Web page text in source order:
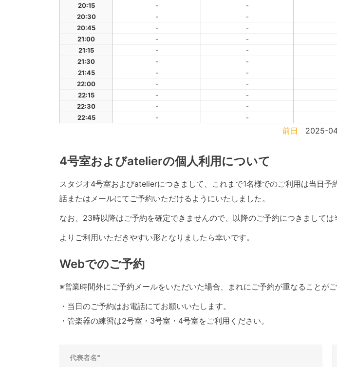
20:15
- -
20:30
- -
20:45
- -
21:00
- -
21:15
- -
21:30
- -
21:45
- -
22:00
- -
22:15
- -
22:30
- -
22:45
- -
前日 2025-
4号室およびatelierの個人利用について
スタジオ4号室およびatelierにつきまして、これまで1名様でのご利用は当日
話またはメールにてご予約いただけるようにいたしました。
なお、23時以降はご予約を確定できませんので、以降のご予約につきましては
よりご利用いただきやすい形となりましたら幸いです。
Webでのご予約
※営業時間外にご予約メールをいただいた場合、まれにご予約が重なることが
・当日のご予約はお電話にてお願いいたします。
・管楽器の練習は2号室・3号室・4号室をご利用ください。